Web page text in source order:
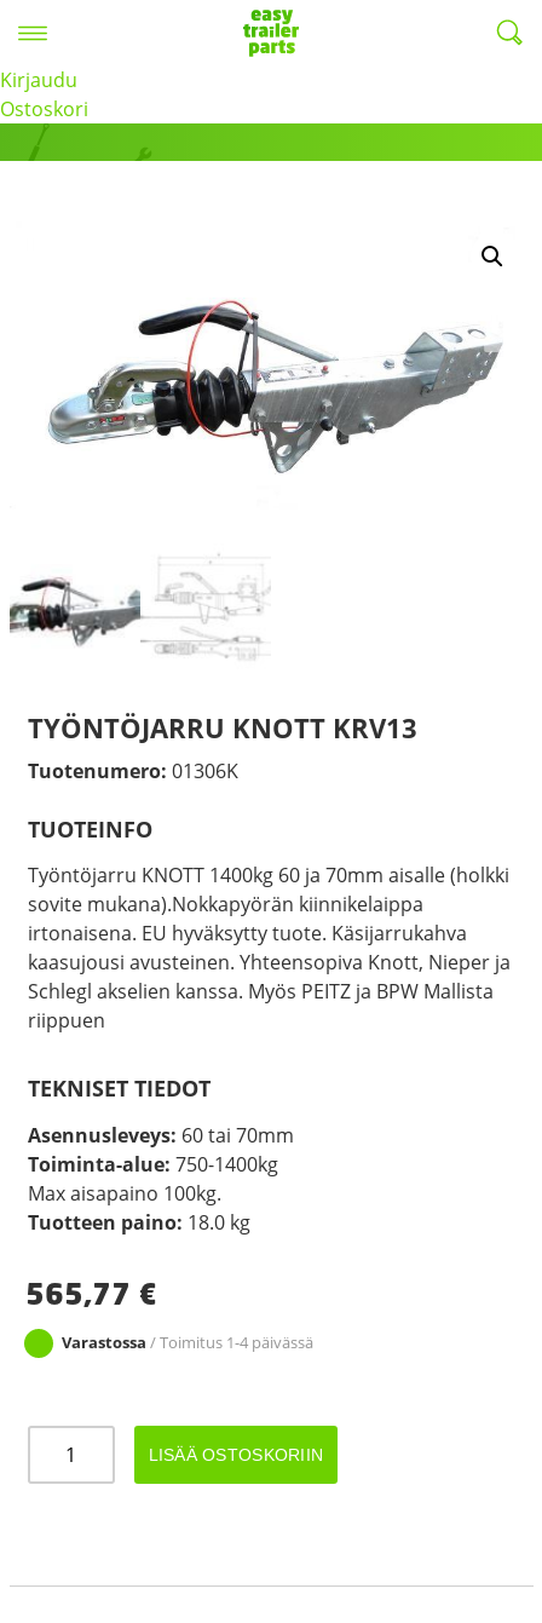
Kirjaudu
Ostoskori
Tuotteet
TYÖNTÖJARRU KNOTT KRV13
Tuotenumero: 01306K
TUOTEINFO
Työntöjarru KNOTT 1400kg 60 ja 70mm aisalle (holkki
sovite mukana).Nokkapyörän kiinnikelaippa
irtonaisena. EU hyväksytty tuote. Käsijarrukahva
kaasujousi avusteinen. Yhteensopiva Knott, Nieper ja
Schlegl akselien kanssa. Myös PEITZ ja BPW Mallista
riippuen
TEKNISET TIEDOT
Asennusleveys: 60 tai 70mm
Toiminta-alue: 750-1400kg
Max aisapaino 100kg.
Tuotteen paino: 18.0 kg
565,77 €
Varastossa / Toimitus 1-4 päivässä
KNOTT
LISÄÄ OSTOSKORIIN